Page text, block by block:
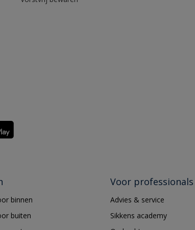
binnen
buiten
Voor professionals
Advies & service
Sikkens academy